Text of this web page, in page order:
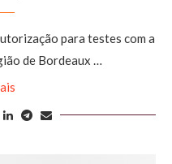
para testes com a
de Bordeaux …